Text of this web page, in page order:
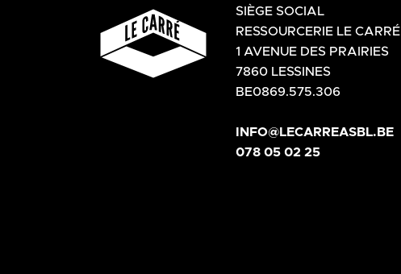
SIÈGE SOCIAL
RESSOURCERIE LE CARRÉ
1 AVENUE DES PRAIRIES
7860 LESSINES
BE0869.575.306
INFO@LECARREASBL.BE
078 05 02 25